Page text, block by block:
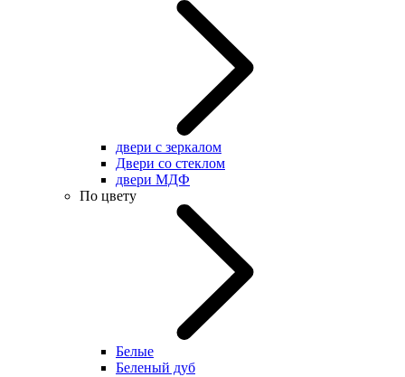
двери с зеркалом
Двери со стеклом
двери МДФ
По цвету
Белые
Беленый дуб